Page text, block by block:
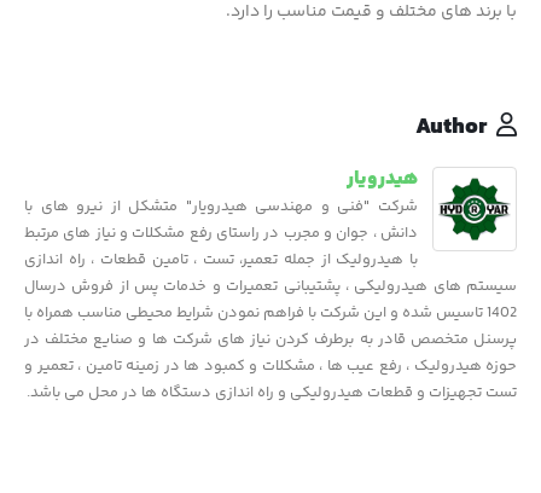
با برند های مختلف و قیمت مناسب را دارد.
Author
هیدرویار
شرکت "فنی و مهندسی هیدرویار" متشکل از نیرو های با
دانش ، جوان و مجرب در راستای رفع مشکلات و نیاز های مرتبط
با هیدرولیک از جمله تعمیر، تست ، تامین قطعات ، راه اندازی
سیستم های هیدرولیکی ، پشتیبانی تعمیرات و خدمات پس از فروش درسال
1402 تاسیس شده و این شرکت با فراهم نمودن شرایط محیطی مناسب همراه با
پرسنل متخصص قادر به برطرف کردن نیاز های شرکت ها و صنایع مختلف در
حوزه هیدرولیک ، رفع عیب ها ، مشکلات و کمبود ها در زمینه تامین ، تعمیر و
تست تجهیزات و قطعات هیدرولیکی و راه اندازی دستگاه ها در محل می باشد.